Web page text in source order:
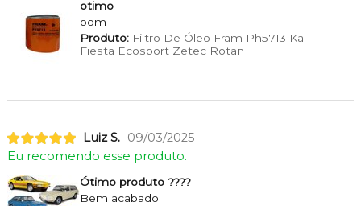
otimo
bom
Produto:Filtro De Óleo Fram Ph5713 Ka
Fiesta Ecosport Zetec Rotan
Luiz S. 09/03/2025
Eu recomendo esse produto.
Ótimo produto ????
Bem acabado